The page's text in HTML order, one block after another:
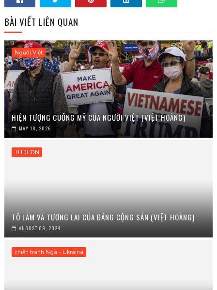
BÀI VIẾT LIÊN QUAN
Người Việt
HIỆN TƯỢNG CUỒNG MỸ CỦA NGƯỜI VIỆT (VIỆT HOÀNG)
MAY 18, 2026
THDCĐN
TÔ LÂM VÀ TƯƠNG LAI CỦA ĐẢNG CỘNG SẢN (VIỆT HOÀNG)
AUGUST 09, 2024
chiến tranh Nga - Ukraina